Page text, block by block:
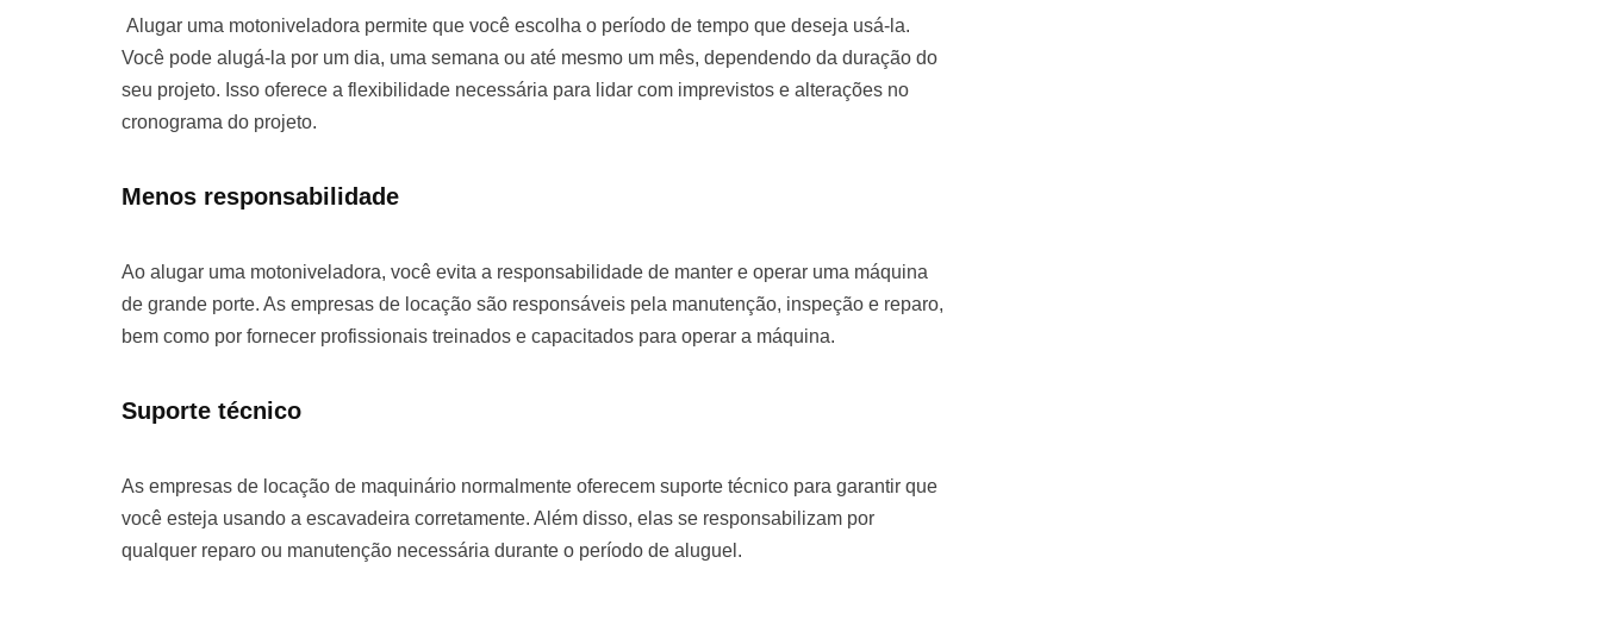
Alugar uma motoniveladora permite que você escolha o período de tempo que deseja usá-la.
Você pode alugá-la por um dia, uma semana ou até mesmo um mês, dependendo da duração do
seu projeto. Isso oferece a flexibilidade necessária para lidar com imprevistos e alterações no
cronograma do projeto.
Menos responsabilidade
Ao alugar uma motoniveladora, você evita a responsabilidade de manter e operar uma máquina
de grande porte. As empresas de locação são responsáveis pela manutenção, inspeção e reparo,
bem como por fornecer profissionais treinados e capacitados para operar a máquina.
Suporte técnico
As empresas de locação de maquinário normalmente oferecem suporte técnico para garantir que
você esteja usando a escavadeira corretamente. Além disso, elas se responsabilizam por
qualquer reparo ou manutenção necessária durante o período de aluguel.